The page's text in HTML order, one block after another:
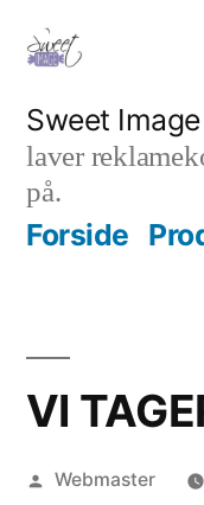
Videre
indhold
Sweet
laver
på.
Forside
VI
Posted
Webmaster